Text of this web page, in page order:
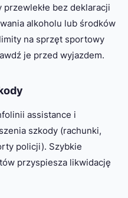
bez deklaracji
alkoholu lub środków
na sprzęt sportowy
je przed wyjazdem.
assistance i
szkody (rachunki,
policji). Szybkie
przyspiesza likwidację